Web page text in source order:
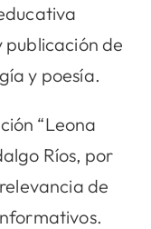
publicación de
y poesía.
“Leona
Ríos, por
de